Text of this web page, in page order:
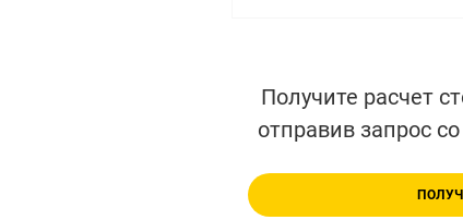
Получите расчет
отправив запрос